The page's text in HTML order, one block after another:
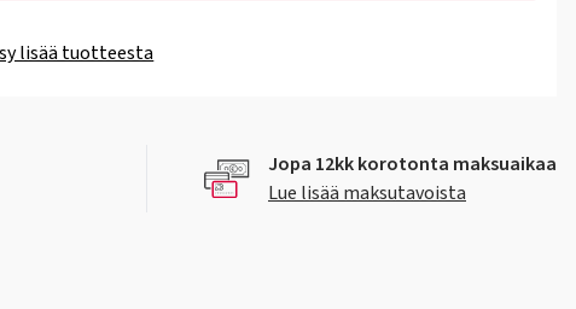
lisää tuotteesta
Jopa 12kk korotonta maksuaikaa
Lue lisää maksutavoista